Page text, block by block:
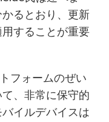
るとおり、更新
することが重要
フォームのぜい
、非常に保守的
イルデバイスは